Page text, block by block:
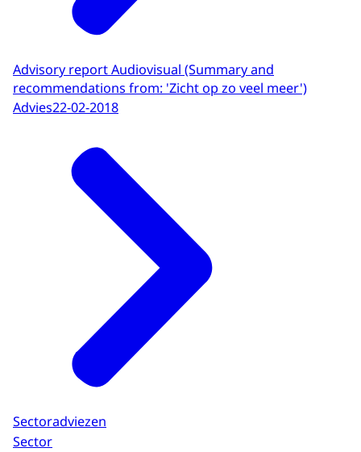
Advisory report Audiovisual (Summary and
recommendations from: 'Zicht op zo veel meer')
Advies22-02-2018
Sectoradviezen
Sector